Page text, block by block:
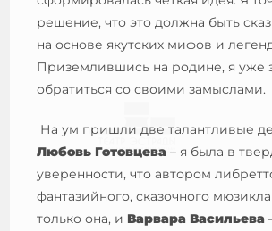
решение, что это должна быть
на основе якутских мифов и
Приземлившись на родине, я уже
обратиться со своими замыслами.
На ум пришли две талантливые
Любовь Готовцева – я была в
уверенности, что автором
фантазийного, сказочного
только она, и Варвара Васильева